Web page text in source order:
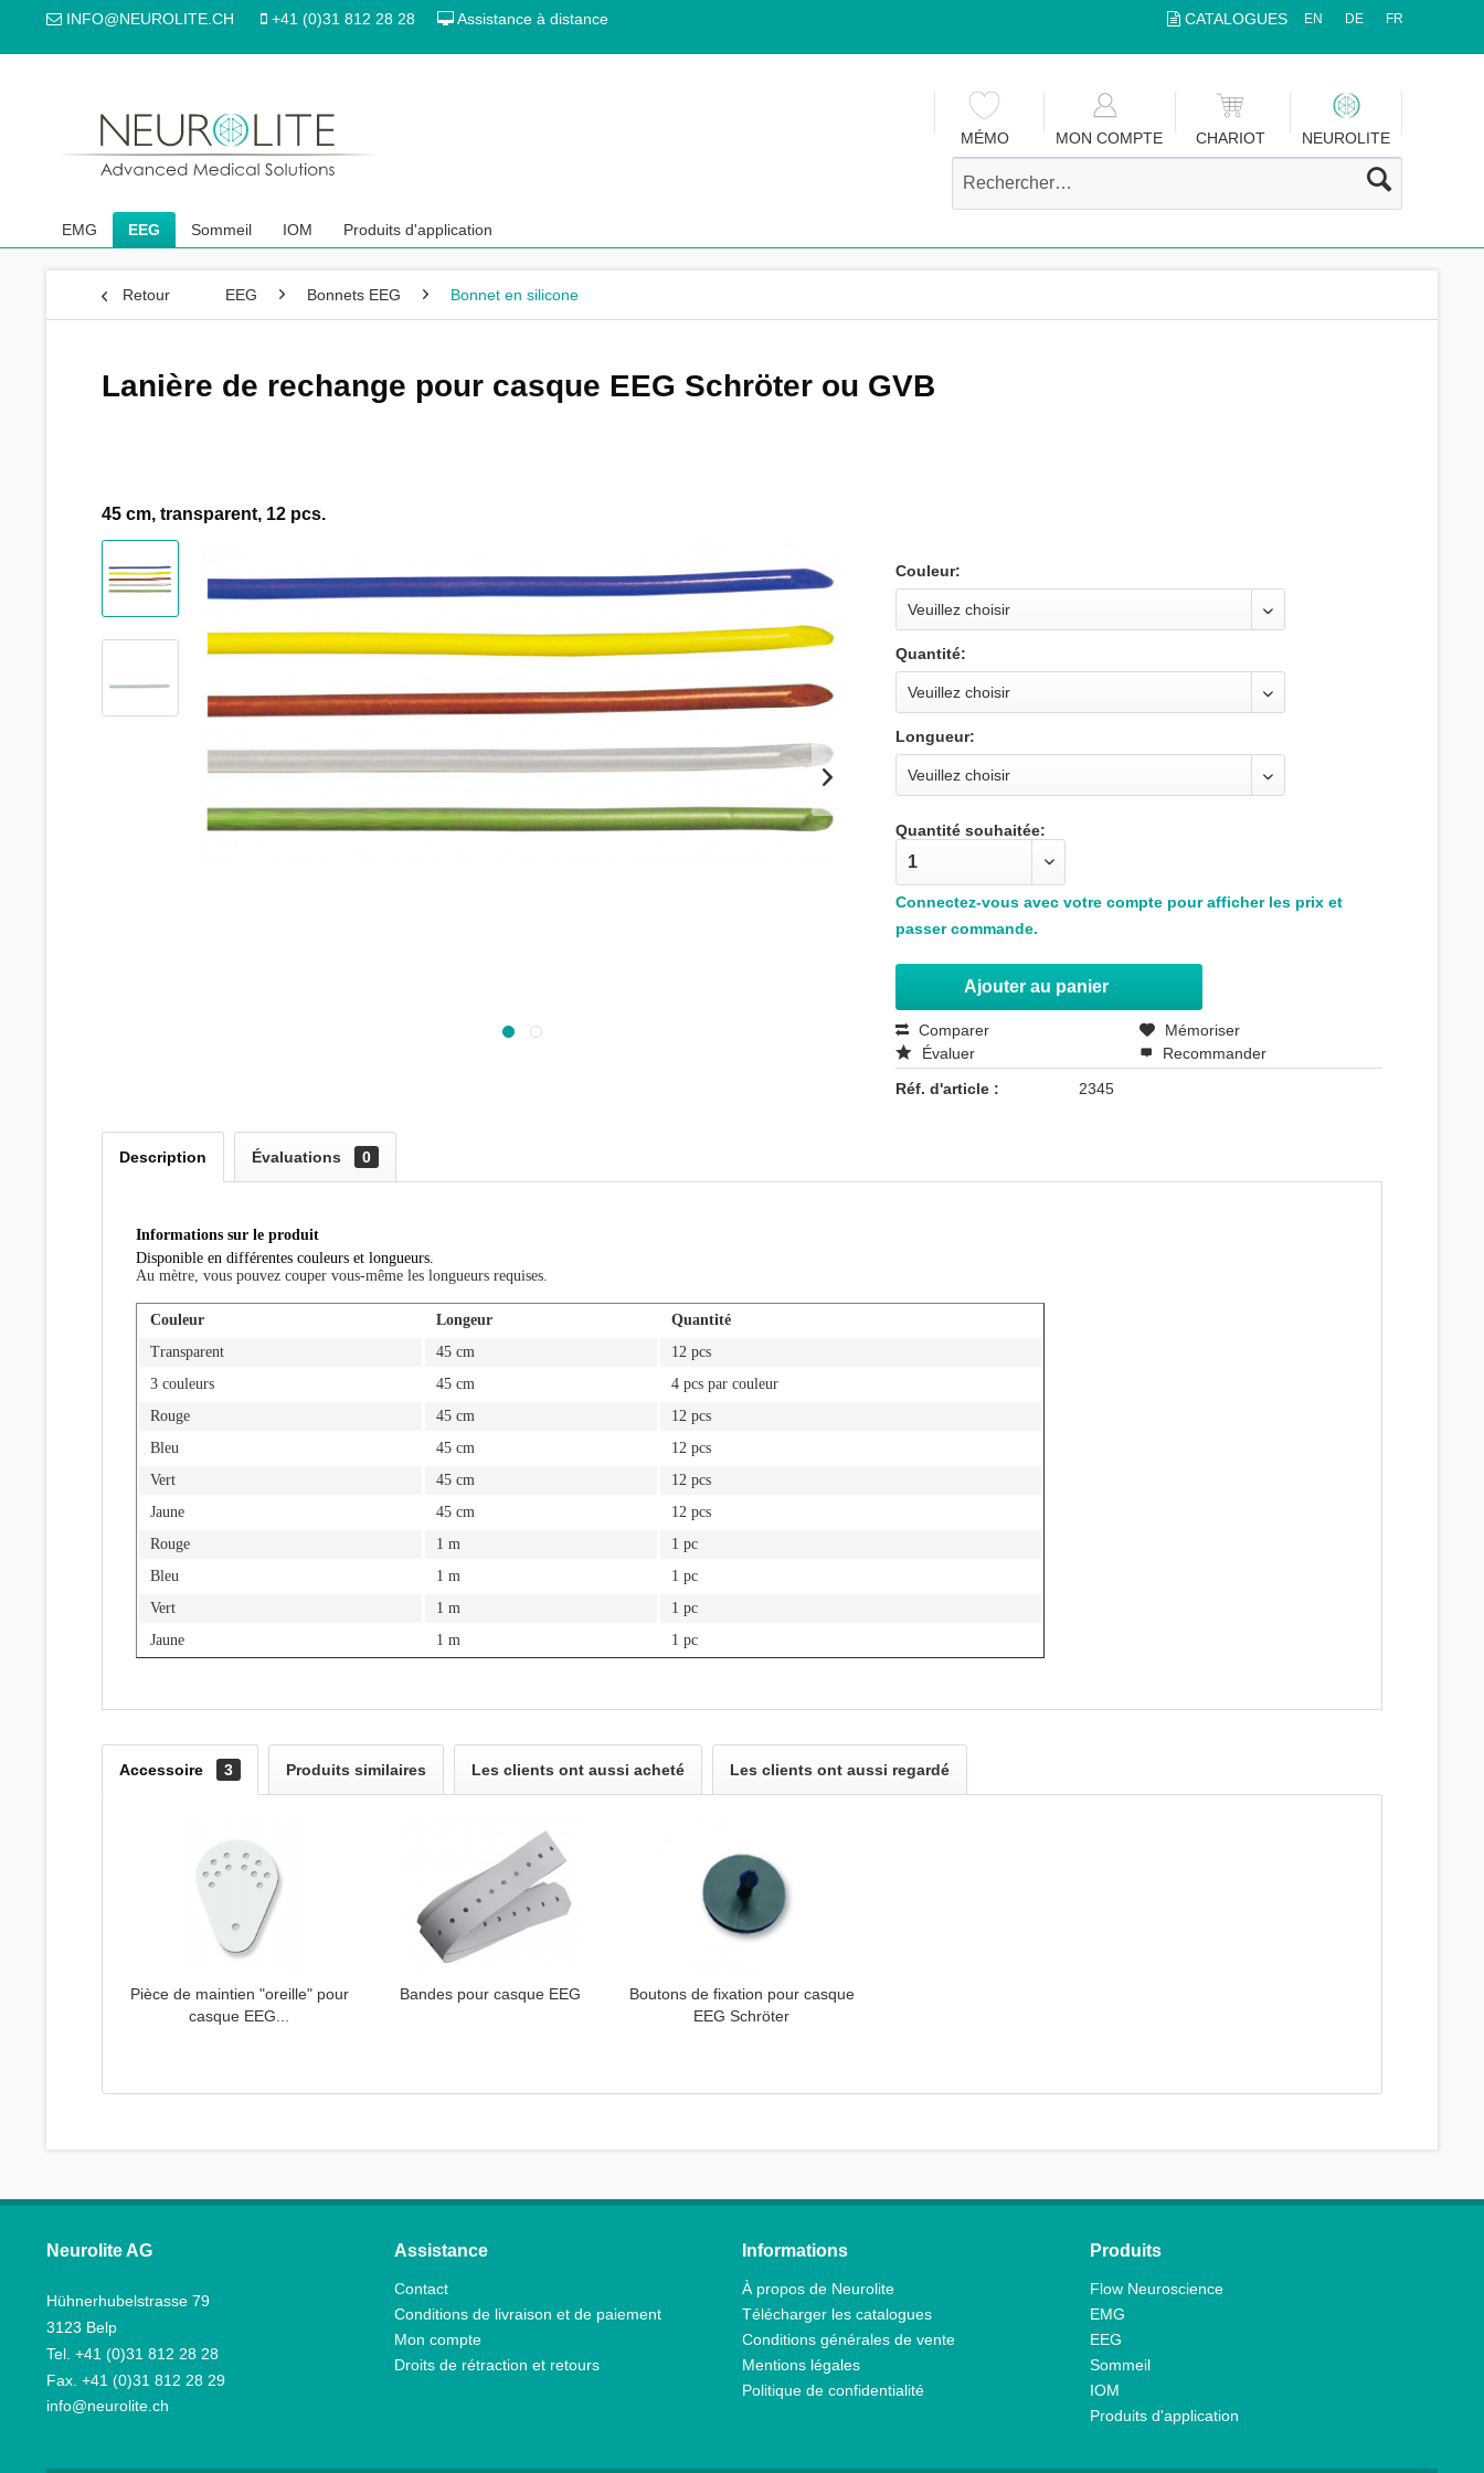
INFO@NEUROLITE.CH +41 (0)31 812 28 28 Assistance à distance EN DE FR
CATALOGUES
MÉMO MON COMPTE CHARIOT NEUROLITE
EMG EEG Sommeil IOM Produits d'application
Retour EEG Bonnets EEG Bonnet en silicone
Lanière de rechange pour casque EEG Schröter ou GVB
45 cm, transparent, 12 pcs.
Couleur:
Quantité:
Longueur:
Quantité souhaitée:
Connectez-vous avec votre compte pour afficher les prix et
passer commande.
Ajouter au panier
Comparer
Mémoriser
Évaluer
Recommander
Réf. d'article :
2345
Description Évaluations 0
Informations sur le produit
Disponible en différentes couleurs et longueurs.
Au mètre, vous pouvez couper vous-même les longueurs requises.
Couleur Longeur
Quantité
Transparent
45 cm
12 pcs
3 couleurs
45 cm
4 pcs par couleur
Rouge
45 cm
12 pcs
Bleu
45 cm
12 pcs
Vert
45 cm
12 pcs
Jaune
45 cm
12 pcs
Rouge
1 m
1 pc
Bleu
1 m
1 pc
Vert
1 m
1 pc
Jaune
1 m 1 pc
Accessoire 3 Produits similaires Les clients ont aussi acheté Les clients ont aussi regardé
Pièce de maintien "oreille" pour
casque EEG...
Bandes pour casque EEG
Boutons de fixation pour casque
EEG Schröter
Neurolite AG
Hühnerhubelstrasse 79
3123 Belp
Tel. +41 (0)31 812 28 28
Fax. +41 (0)31 812 28 29
info@neurolite.ch
Assistance
Contact
Conditions de livraison et de paiement
Mon compte
Droits de rétraction et retours
Informations
À propos de Neurolite
Télécharger les catalogues
Conditions générales de vente
Mentions légales
Politique de confidentialité
Produits
Flow Neuroscience
EMG
EEG
Sommeil
IOM
Produits d'application